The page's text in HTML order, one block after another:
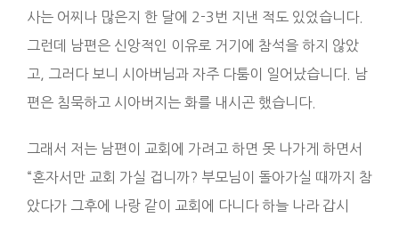
사는 어찌나 많은지 한 달에 2-3번 지낸 적도 있었습니다.
그런데 남편은 신앙적인 이유로 거기에 참석을 하지 않았
고, 그러다 보니 시아버님과 자주 다툼이 일어났습니다. 남
편은 침묵하고 시아버지는 화를 내시곤 했습니다.
그래서 저는 남편이 교회에 가려고 하면 못 나가게 하면서
“혼자서만 교회 가실 겁니까? 부모님이 돌아가실 때까지 참
았다가 그후에 나랑 같이 교회에 다니다 하늘 나라 갑시